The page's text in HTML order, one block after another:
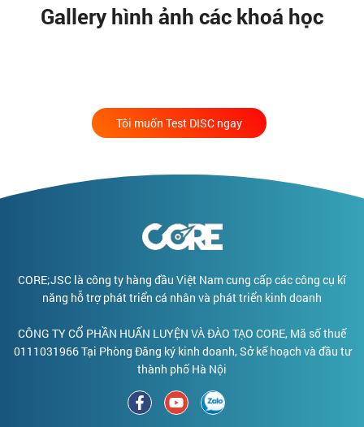
hàng mạnh nhất. Người đi xa là người
Gallery hình ảnh các khoá học
Tôi muốn Test DISC ngay
CORE;JSC là công ty hàng đầu Việt Nam cung cấp các công cụ kĩ
năng hỗ trợ phát triển cá nhân và phát triển kinh doanh
CÔNG TY CỔ PHẦN HUẤN LUYỆN VÀ ĐÀO TẠO CORE, Mã số thuế
0111031966 Tại Phòng Đăng ký kinh doanh, Sở kế hoạch và đầu tư
thành phố Hà Nội